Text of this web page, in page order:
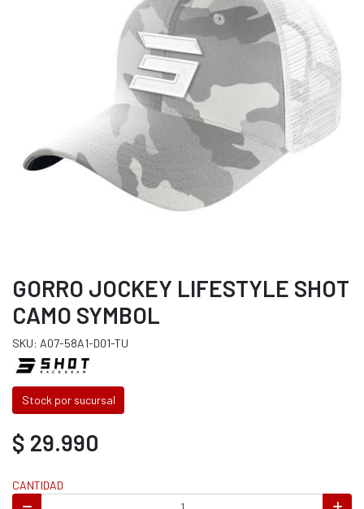
GORRO JOCKEY LIFESTYLE SHOT
CAMO SYMBOL
SKU: A07-58A1-D01-TU
Stock por sucursal
$ 29.990
CANTIDAD